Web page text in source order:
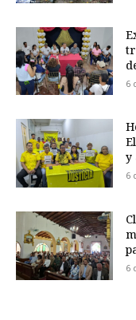
6
y
6
6